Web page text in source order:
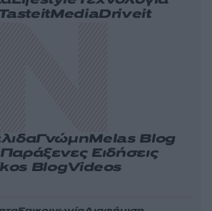
MediaDriveit
ΓνώμηMelas Blog
Παράξενες Ειδήσεις
BlogVideos